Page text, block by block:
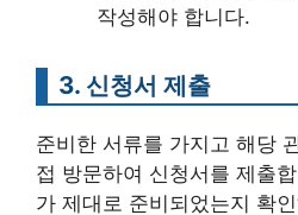
작성해야 합니다.
3. 신청서 제출
준비한 서류를 가지고 해당
접 방문하여 신청서를 제출
가 제대로 준비되었는지 확